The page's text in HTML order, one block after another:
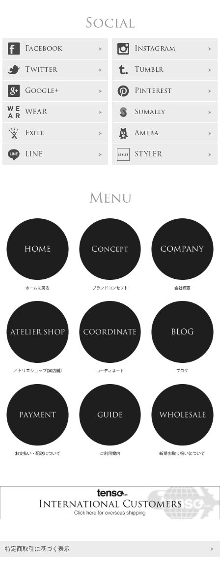
Social
Facebook
Instagram
Twitter
Tumblr
Google+
Pinterest
WEAR
Sumally
Exite
Ameba
LINE
STYLER
Menu
特定商取引に基づく表示